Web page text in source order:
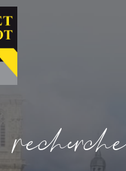
recece